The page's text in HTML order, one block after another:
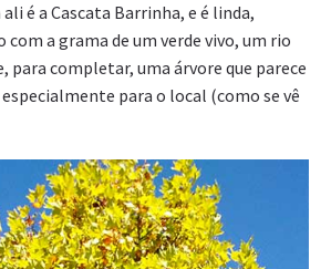
é a Cascata Barrinha, e é linda,
com a grama de um verde vivo, um rio
para completar, uma árvore que parece
para o local (como se vê